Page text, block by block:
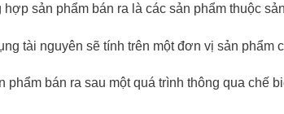
sản phẩm bán ra là các sản phẩm thuộc
tài nguyên sẽ tính trên một đơn vị sản phẩm
phẩm bán ra sau một quá trình thông qua chế